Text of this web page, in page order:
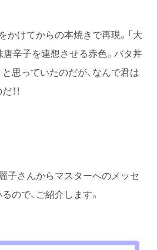
かけてからの本焼きで再現。「大
唐辛子を連想させる赤色。バタ丼
思っていたのだが、なんで君は
！
子さんからマスターへのメッセ
ので、ご紹介します。